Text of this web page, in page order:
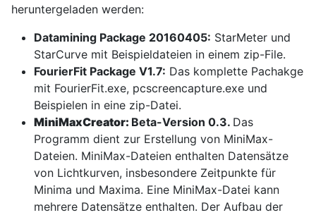
heruntergeladen werden:
Datamining Package 20160405: StarMeter und
StarCurve mit Beispieldateien in einem zip-File.
FourierFit Package V1.7: Das komplette Pachakge
mit FourierFit.exe, pcscreencapture.exe und
Beispielen in eine zip-Datei.
MiniMaxCreator: Beta-Version 0.3. Das
Programm dient zur Erstellung von MiniMax-
Dateien. MiniMax-Dateien enthalten Datensätze
von Lichtkurven, insbesondere Zeitpunkte für
Minima und Maxima. Eine MiniMax-Datei kann
mehrere Datensätze enthalten. Der Aufbau der